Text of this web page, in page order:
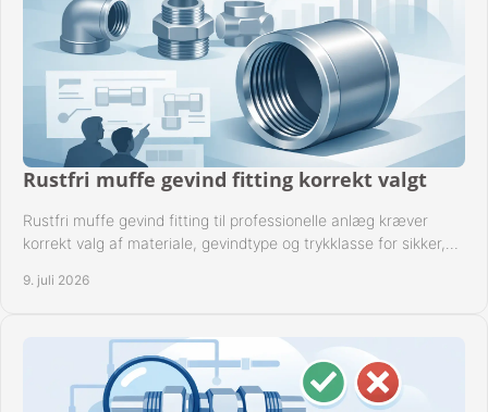
Rustfri muffe gevind fitting korrekt valgt
Rustfri muffe gevind fitting til professionelle anlæg kræver
korrekt valg af materiale, gevindtype og trykklasse for sikker,
9. juli 2026